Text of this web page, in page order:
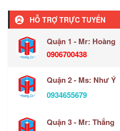
HỖ TRỢ TRỰC TUYẾN
Quận 1 - Mr: Hoàng
0906700438
Quận 2 - Ms: Như Ý
0934655679
Quận 3 - Mr: Thắng